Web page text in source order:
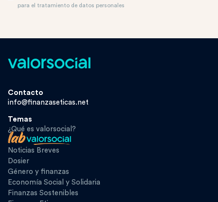
para el tratamiento de datos personales
Contacto
info@finanzaseticas.net
Temas
¿Qué es valorsocial?
Noticias Breves
Dosier
Género y finanzas
Economía Social y Solidaria
Finanzas Sostenibles